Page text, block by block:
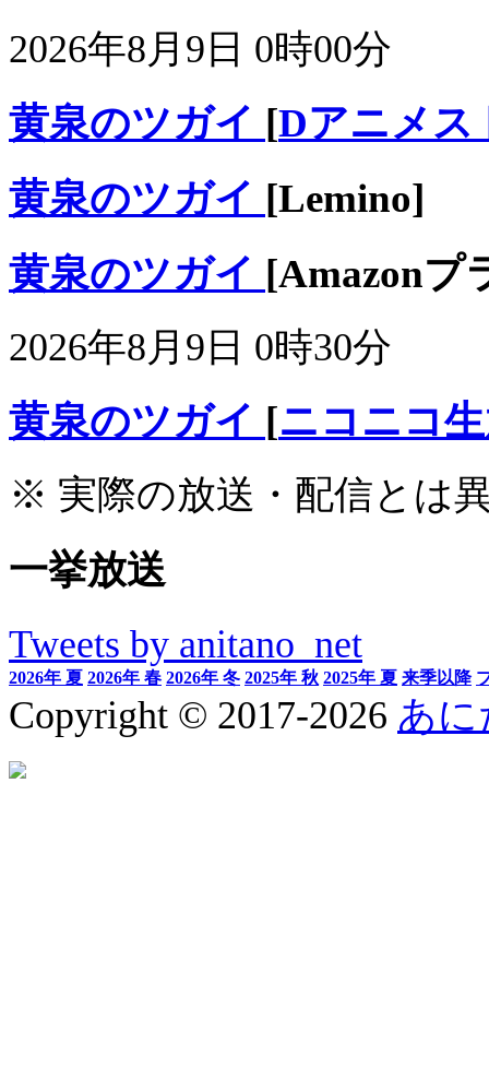
2026年8月9日 0時00分
黄泉のツガイ [Dアニメス
黄泉のツガイ [Lemino]
黄泉のツガイ [Amazonプ
2026年8月9日 0時30分
黄泉のツガイ [ニコニコ
※ 実際の放送・配信とは
一挙放送
Tweets by anitano_net
2026年 夏 2026年 春 2026年 冬 2025年 秋 2025年 夏 来季以降
Copyright © 2017-2026 あに